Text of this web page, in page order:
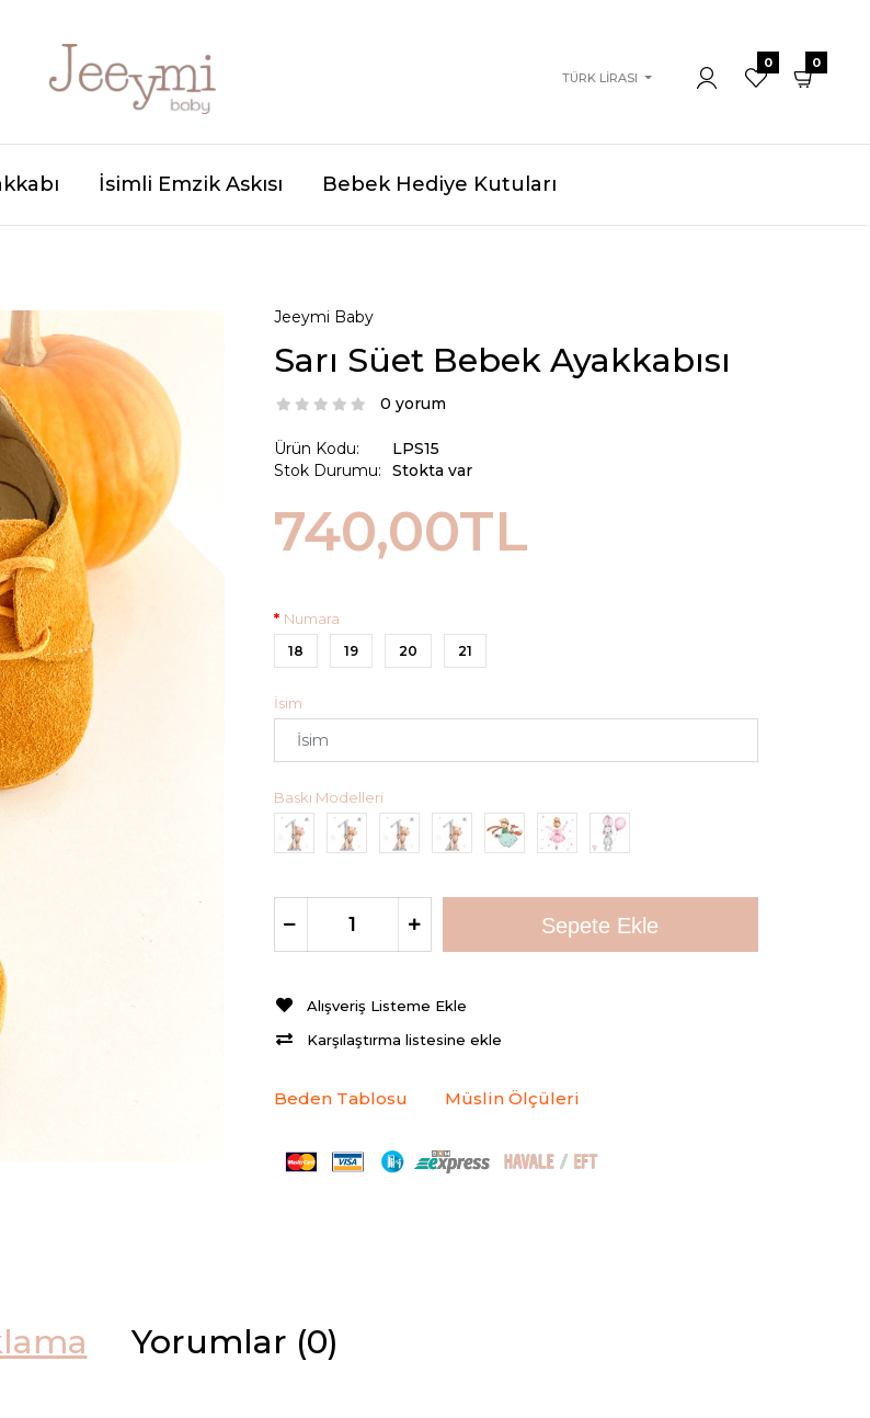
TÜRK LIRASI
0 0
İsimli Emzik Askısı Bebek Hediye Kutuları
Jeeymi Baby
Sarı Süet Bebek Ayakkabısı
0 yorum
Ürün Kodu:
Stok Durumu:
LPS15
Stokta var
740,00TL
Numara
18 19 20 21
İsim
Baskı Modelleri
Alışveriş Listeme Ekle
Karşılaştırma listesine ekle
Beden Tablosu Müslin Ölçüleri
Yorumlar (0)